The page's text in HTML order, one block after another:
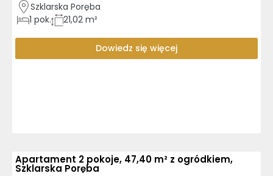
Szklarska Poręba
1 pok. 21,02 m²
Dowiedz się więcej
Apartament 2 pokoje, 47,40 m² z ogródkiem,
Szklarska Poręba